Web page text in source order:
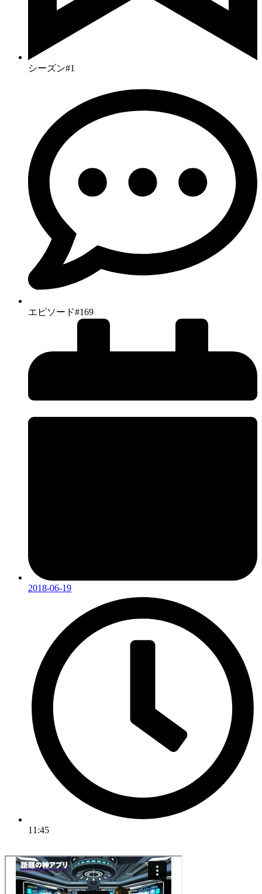
シーズン#1
エピソード#169
2018-06-19
11:45